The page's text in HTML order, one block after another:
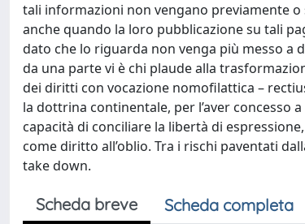
tali informazioni non vengano previamente
anche quando la loro pubblicazione su tali
dato che lo riguarda non venga più messo a
da una parte vi è chi plaude alla
dei diritti con vocazione nomofilattica –
la dottrina continentale, per l’aver concesso
capacità di conciliare la libertà di
come diritto all’oblio. Tra i rischi paventati
take down.
Scheda breve Scheda completa